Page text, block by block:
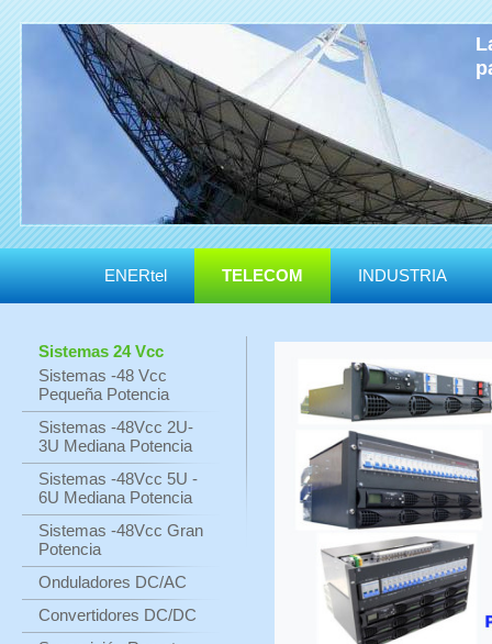
ENERtel TELECOM INDUSTRIA
Sistemas 24 Vcc
Sistemas -48 Vcc
Pequeña Potencia
Sistemas -48Vcc 2U-
3U Mediana Potencia
Sistemas -48Vcc 5U -
6U Mediana Potencia
Sistemas -48Vcc Gran
Potencia
Onduladores DC/AC
Convertidores DC/DC